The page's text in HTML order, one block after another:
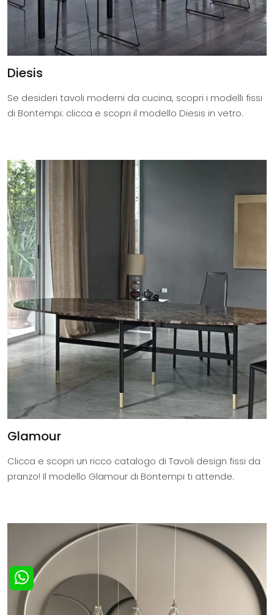
Diesis
Se desideri tavoli moderni da cucina, scopri i modelli fissi
di Bontempi: clicca e scopri il modello Diesis in vetro.
Glamour
Clicca e scopri un ricco catalogo di Tavoli design fissi da
pranzo! Il modello Glamour di Bontempi ti attende.